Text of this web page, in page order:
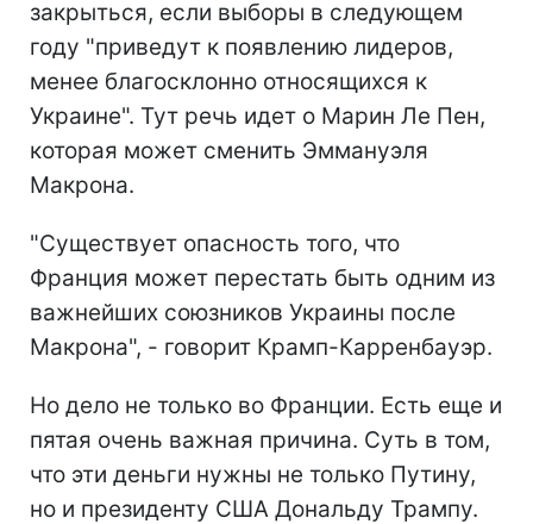
закрыться, если выборы в следующем
году "приведут к появлению лидеров,
менее благосклонно относящихся к
Украине". Тут речь идет о Марин Ле Пен,
которая может сменить Эммануэля
Макрона.
"Существует опасность того, что
Франция может перестать быть одним из
важнейших союзников Украины после
Макрона", - говорит Крамп-Карренбауэр.
Но дело не только во Франции. Есть еще и
пятая очень важная причина. Суть в том,
что эти деньги нужны не только Путину,
но и президенту США Дональду Трампу.